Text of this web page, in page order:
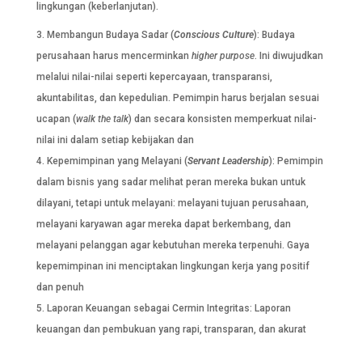
lingkungan (keberlanjutan).
Membangun Budaya Sadar (Conscious Culture): Budaya
perusahaan harus mencerminkan higher purpose. Ini diwujudkan
melalui nilai-nilai seperti kepercayaan, transparansi,
akuntabilitas, dan kepedulian. Pemimpin harus berjalan sesuai
ucapan (walk the talk) dan secara konsisten memperkuat nilai-
nilai ini dalam setiap kebijakan dan
Kepemimpinan yang Melayani (Servant Leadership): Pemimpin
dalam bisnis yang sadar melihat peran mereka bukan untuk
dilayani, tetapi untuk melayani: melayani tujuan perusahaan,
melayani karyawan agar mereka dapat berkembang, dan
melayani pelanggan agar kebutuhan mereka terpenuhi. Gaya
kepemimpinan ini menciptakan lingkungan kerja yang positif
dan penuh
Laporan Keuangan sebagai Cermin Integritas: Laporan
keuangan dan pembukuan yang rapi, transparan, dan akurat